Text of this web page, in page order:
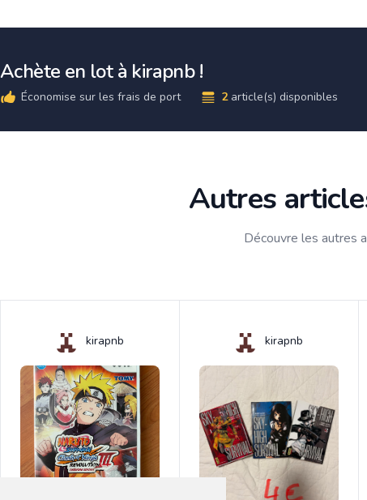
Achète en lot à kirapnb !
Économise sur les frais de port 2 article(s) disponibles
Autres
Découvre les autres
kirapnb kirapnb